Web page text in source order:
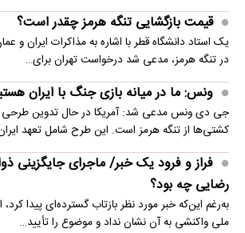
قیمت بازگشایی تنگه هرمز چقدر است؟
یک استاد دانشگاه قطر با اشاره به مذاکرات ایران و
در تنگه هرمز، مدعی شد درخواست تهران برای…
ونس: ما در میانه بازی جنگ با ایران
جی دی ونس مدعی شد: آمریکا در حال تدوین طرحی
کشتی‌ها از تنگه هرمز است. این طرح شامل تعهد
فراز و فرود یک خبر/ ماجرای جایگزینی
رضایی چه بود؟
به‌رغم این‌که خبر مورد نظر بازتاب گسترده‌ای پیدا
ملی واکنشی به آن نشان نداد و موضوع را تأیید…